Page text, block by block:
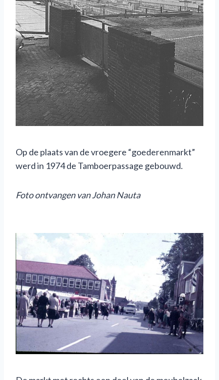
Op de plaats van de vroegere “goederenmarkt”
werd in 1974 de Tamboerpassage gebouwd.
Foto ontvangen van Johan Nauta